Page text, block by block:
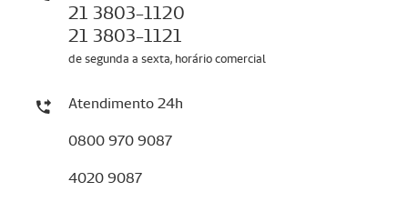
21 3803-1120
21 3803-1121
de segunda a sexta, horário comercial
Atendimento 24h
0800 970 9087
4020 9087